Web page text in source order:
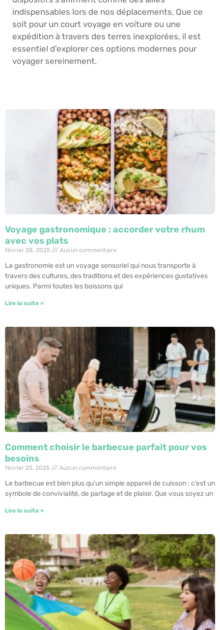
indispensables lors de nos déplacements. Que ce
soit pour un court voyage en voiture ou une
expédition à travers des terres inexplorées, il est
essentiel d’explorer ces options modernes pour
voyager sereinement.
Voyage gastronomique : accorder votre rhum
avec vos plats
février 28, 2025 Aucun commentaire
La gastronomie est un voyage sensoriel qui nous transporte à
travers des cultures, des traditions et des expériences gustatives
uniques. Parmi toutes les boissons qui
Lire la suite »
Comment choisir le barbecue parfait pour vos
besoins
février 25, 2025 Aucun commentaire
Le barbecue est bien plus qu’un simple appareil de cuisson : c’est un
symbole de convivialité, de partage et de plaisir. Que vous soyez un
Lire la suite »